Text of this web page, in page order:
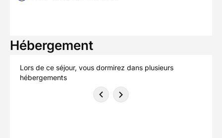
Hébergement
Lors de ce séjour, vous dormirez dans plusieurs
hébergements